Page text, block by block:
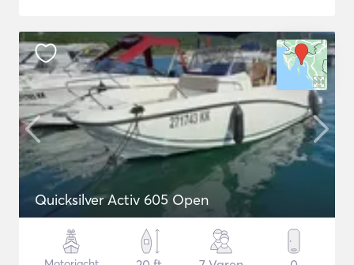
Quicksilver Activ 605 Open